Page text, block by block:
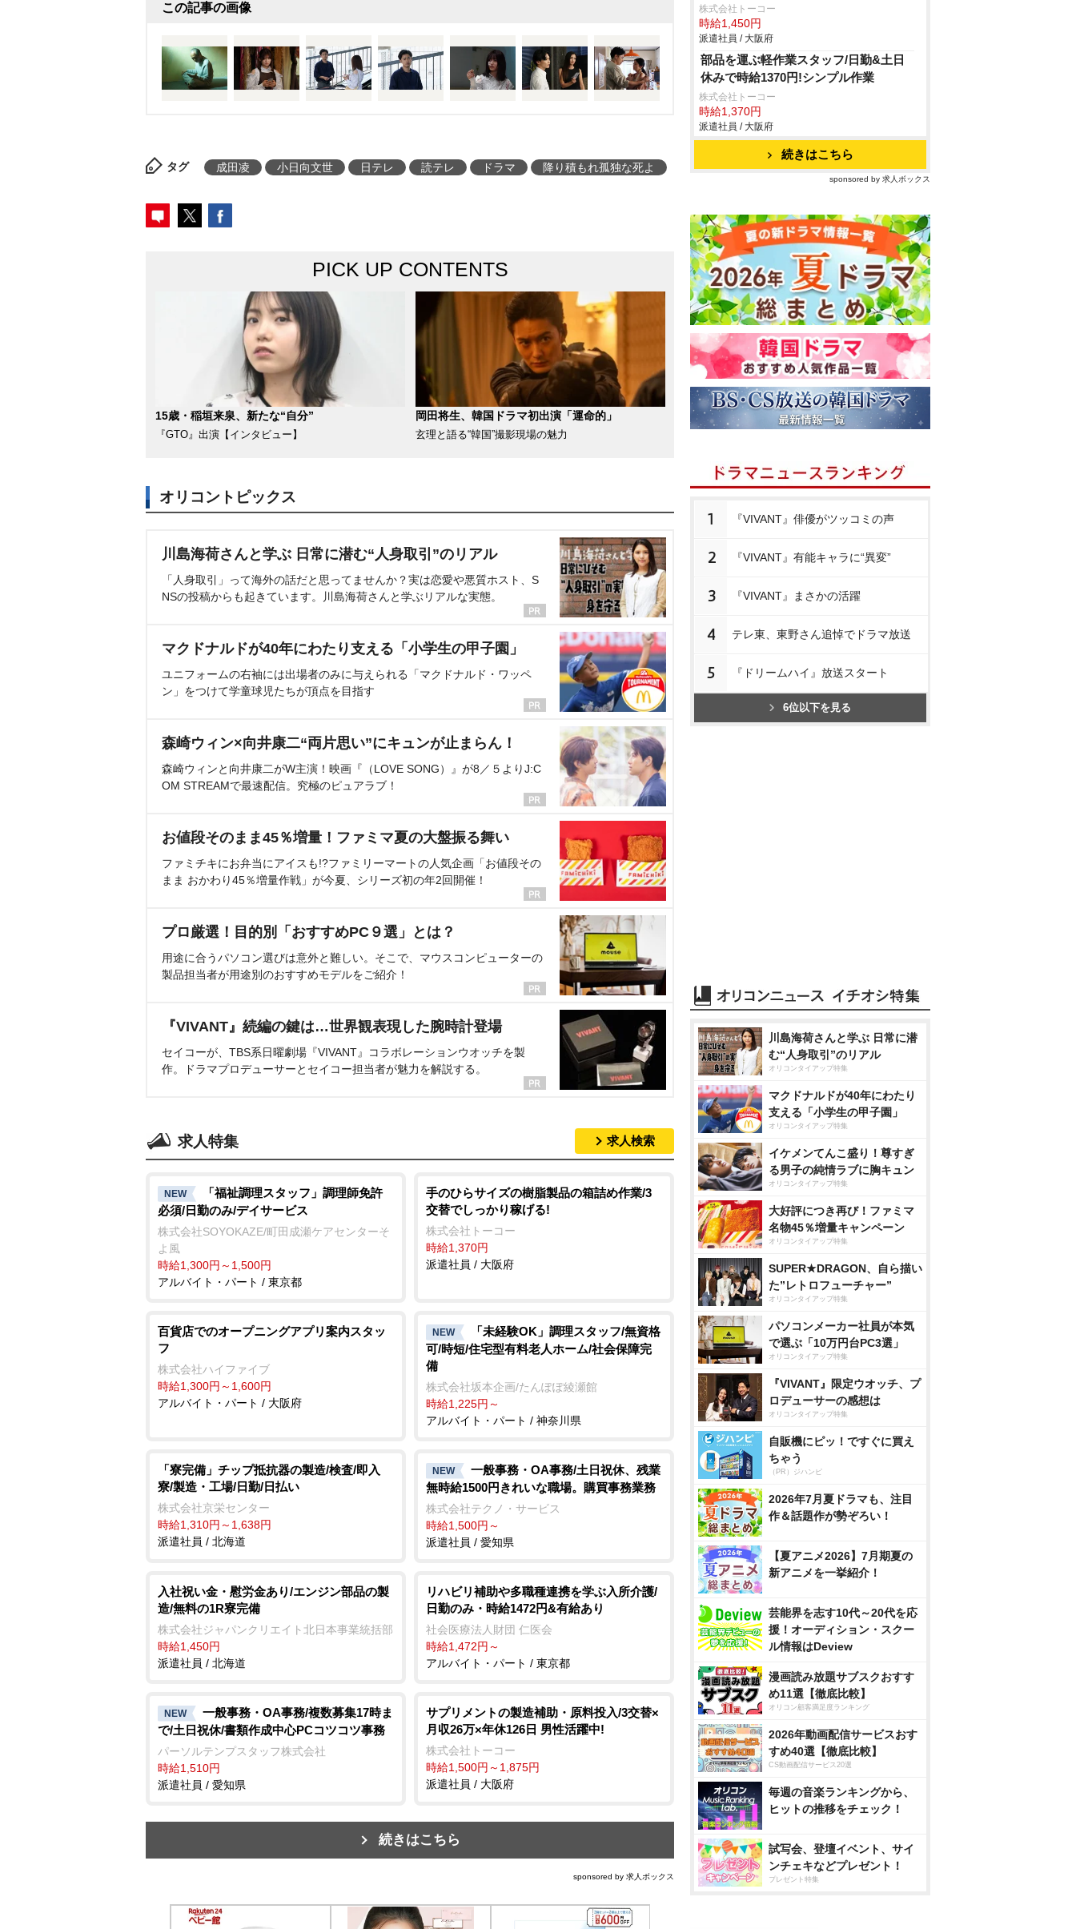
この記事の画像
タグ 成田凌 小日向文世 日テレ 読テレ ドラマ 降り積もれ孤独な死よ
PICK UP CONTENTS
15歳・稲垣来泉、新たな“自分”
『GTO』出演【インタビュー】
岡田将生、韓国ドラマ初出演「運命的」
玄理と語る“韓国”撮影現場の魅力
オリコントピックス
川島海荷さんと学ぶ 日常に潜む“人身取引”のリアル
「人身取引」って海外の話だと思ってませんか？実は恋愛や悪質ホスト、S
NSの投稿からも起きています。川島海荷さんと学ぶリアルな実態。
マクドナルドが40年にわたり支える「小学生の甲子園」
ユニフォームの右袖には出場者のみに与えられる「マクドナルド・ワッペ
ン」をつけて学童球児たちが頂点を目指す
森崎ウィン×向井康二“両片思い”にキュンが止まらん！
森崎ウィンと向井康二がW主演！映画『（LOVE SONG）』が8／５よりJ:C
OM STREAMで最速配信。究極のピュアラブ！
お値段そのまま45％増量！ファミマ夏の大盤振る舞い
ファミチキにお弁当にアイスも!?ファミリーマートの人気企画「お値段その
まま おかわり45％増量作戦」が今夏、シリーズ初の年2回開催！
プロ厳選！目的別「おすすめPC９選」とは？
用途に合うパソコン選びは意外と難しい。そこで、マウスコンピューターの
製品担当者が用途別のおすすめモデルをご紹介！
『VIVANT』続編の鍵は…世界観表現した腕時計登場
セイコーが、TBS系日曜劇場『VIVANT』コラボレーションウオッチを製
作。ドラマプロデューサーとセイコー担当者が魅力を解説する。
求人特集 求人検索
NEW
「福祉調理スタッフ」調理師免許
必須/日勤のみ/デイサービス
株式会社SOYOKAZE/町田成瀬ケアセンターそ
よ風
時給1,300円～1,500円
アルバイト・パート / 東京都
手のひらサイズの樹脂製品の箱詰め作業/3
交替でしっかり稼げる!
株式会社トーコー
時給1,370円
派遣社員 / 大阪府
百貨店でのオープニングアプリ案内スタッ
フ
株式会社ハイファイブ
時給1,300円～1,600円
アルバイト・パート / 大阪府
NEW
「未経験OK」調理スタッフ/無資格
可/時短/住宅型有料老人ホーム/社会保障完
備
株式会社坂本企画/たんぽぽ綾瀬館
時給1,225円～
アルバイト・パート / 神奈川県
「寮完備」チップ抵抗器の製造/検査/即入
寮/製造・工場/日勤/日払い
株式会社京栄センター
時給1,310円～1,638円
派遣社員 / 北海道
NEW
一般事務・OA事務/土日祝休、残業
無時給1500円きれいな職場。購買事務業務
株式会社テクノ・サービス
時給1,500円～
派遣社員 / 愛知県
入社祝い金・慰労金あり/エンジン部品の製
造/無料の1R寮完備
株式会社ジャパンクリエイト北日本事業統括部
時給1,450円
派遣社員 / 北海道
リハビリ補助や多職種連携を学ぶ入所介護/
日勤のみ・時給1472円&有給あり
社会医療法人財団 仁医会
時給1,472円～
アルバイト・パート / 東京都
NEW
一般事務・OA事務/複数募集17時ま
で/土日祝休/書類作成中心PCコツコツ事務
パーソルテンプスタッフ株式会社
時給1,510円
派遣社員 / 愛知県
サプリメントの製造補助・原料投入/3交替×
月収26万×年休126日 男性活躍中!
株式会社トーコー
時給1,500円～1,875円
派遣社員 / 大阪府
続きはこちら
sponsored by 求人ボックス
株式会社トーコー
時給1,450円
派遣社員 / 大阪府
部品を運ぶ軽作業スタッフ/日勤&土日
休みで時給1370円!シンプル作業
株式会社トーコー
時給1,370円
派遣社員 / 大阪府
続きはこちら
sponsored by 求人ボックス
1 『VIVANT』俳優がツッコミの声
2 『VIVANT』有能キャラに“異変”
3 『VIVANT』まさかの活躍
4 テレ東、東野さん追悼でドラマ放送
5 『ドリームハイ』放送スタート
6位以下を見る
川島海荷さんと学ぶ 日常に潜
む“人身取引”のリアル
オリコンタイアップ特集
マクドナルドが40年にわたり
支える「小学生の甲子園」
オリコンタイアップ特集
イケメンてんこ盛り！尊すぎ
る男子の純情ラブに胸キュン
オリコンタイアップ特集
大好評につき再び！ファミマ
名物45％増量キャンペーン
オリコンタイアップ特集
SUPER★DRAGON、自ら描い
た”レトロフューチャー”
オリコンタイアップ特集
パソコンメーカー社員が本気
で選ぶ「10万円台PC3選」
オリコンタイアップ特集
『VIVANT』限定ウオッチ、プ
ロデューサーの感想は
オリコンタイアップ特集
自販機にピッ！ですぐに買え
ちゃう
（PR）ジハンピ
2026年7月夏ドラマも、注目
作＆話題作が勢ぞろい！
【夏アニメ2026】7月期夏の
新アニメを一挙紹介！
芸能界を志す10代～20代を応
援！オーディション・スクー
ル情報はDeview
漫画読み放題サブスクおすす
め11選【徹底比較】
オリコン顧客満足度ランキング
2026年動画配信サービスおす
すめ40選【徹底比較】
CS動画配信サービス20選
毎週の音楽ランキングから、
ヒットの推移をチェック！
試写会、登壇イベント、サイ
ンチェキなどプレゼント！
プレゼント特集